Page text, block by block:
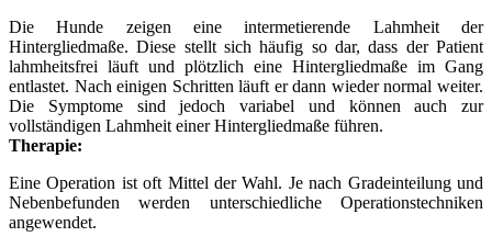
Die Hunde zeigen eine intermetierende Lahmheit der
Hintergliedmaße. Diese stellt sich häufig so dar, dass der Patient
lahmheitsfrei läuft und plötzlich eine Hintergliedmaße im Gang
entlastet. Nach einigen Schritten läuft er dann wieder normal weiter.
Die Symptome sind jedoch variabel und können auch zur
vollständigen Lahmheit einer Hintergliedmaße führen.
Therapie:
Eine Operation ist oft Mittel der Wahl. Je nach Gradeinteilung und
Nebenbefunden werden unterschiedliche Operationstechniken
angewendet.